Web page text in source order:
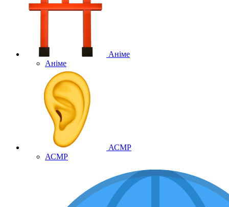
Аніме
Аніме
АСМР
АСМР